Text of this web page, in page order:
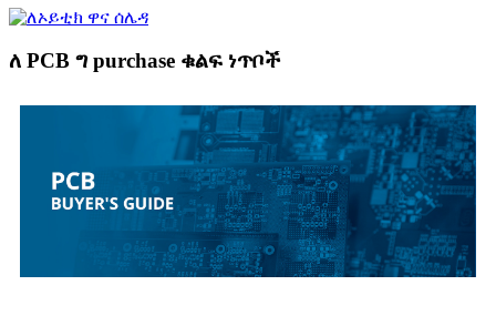
ለ PCB ግ purchase ቁልፍ ነጥቦች